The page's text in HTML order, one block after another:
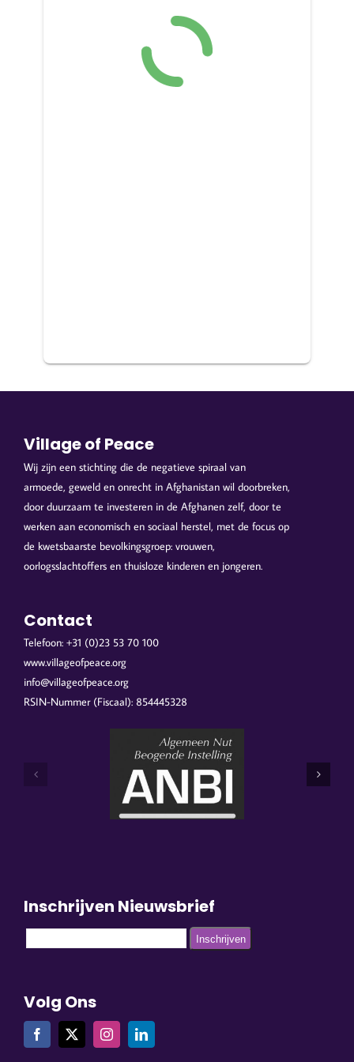
Village of Peace
Wij zijn een stichting die de negatieve spiraal van
armoede, geweld en onrecht in Afghanistan wil doorbreken,
door duurzaam te investeren in de Afghanen zelf, door te
werken aan economisch en sociaal herstel, met de focus op
de kwetsbaarste bevolkingsgroep: vrouwen,
oorlogsslachtoffers en thuisloze kinderen en jongeren.
Contact
Telefoon: +31 (0)23 53 70 100
www.villageofpeace.org
info@villageofpeace.org
RSIN-Nummer (Fiscaal): 854445328
Inschrijven Nieuwsbrief
Volg Ons